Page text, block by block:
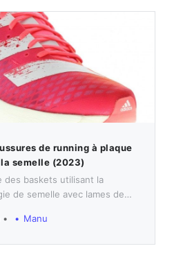
de running à plaque
semelle (2023)
des baskets utilisant la
de semelle avec lames de
les autres marques ont
Manu